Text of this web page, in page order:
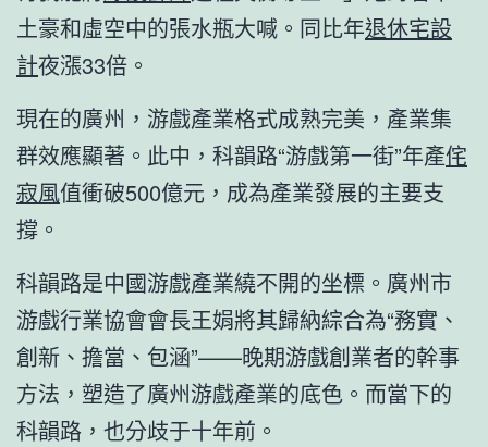
土豪和虛空中的張水瓶大喊。同比年退休宅設
計夜漲33倍。
現在的廣州，游戲產業格式成熟完美，產業集
群效應顯著。此中，科韻路“游戲第一街”年產侘
寂風值衝破500億元，成為產業發展的主要支
撐。
科韻路是中國游戲產業繞不開的坐標。廣州市
游戲行業協會會長王娟將其歸納綜合為“務實、
創新、擔當、包涵”——晚期游戲創業者的幹事
方法，塑造了廣州游戲產業的底色。而當下的
科韻路，也分歧于十年前。